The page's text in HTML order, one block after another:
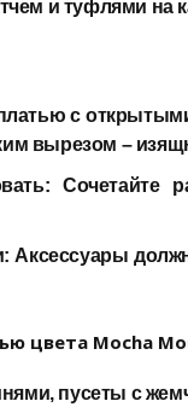
и туфлями на
с
вырезом –
Сочетайте
Аксессуары
цвета Mocha
пусеты с